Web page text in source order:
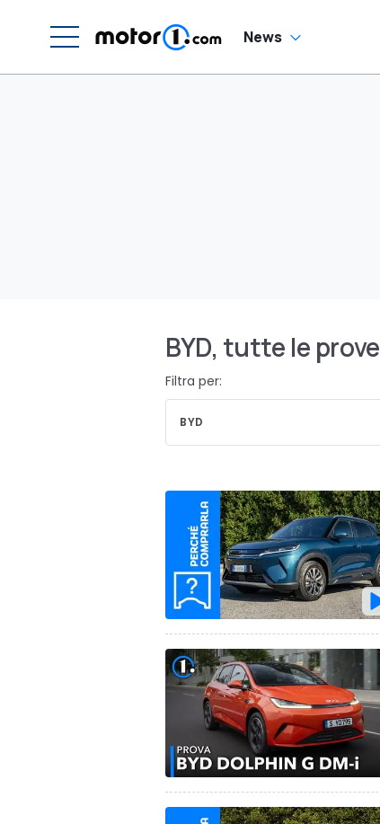
News
BYD, tutte le prove
Filtra per:
BYD